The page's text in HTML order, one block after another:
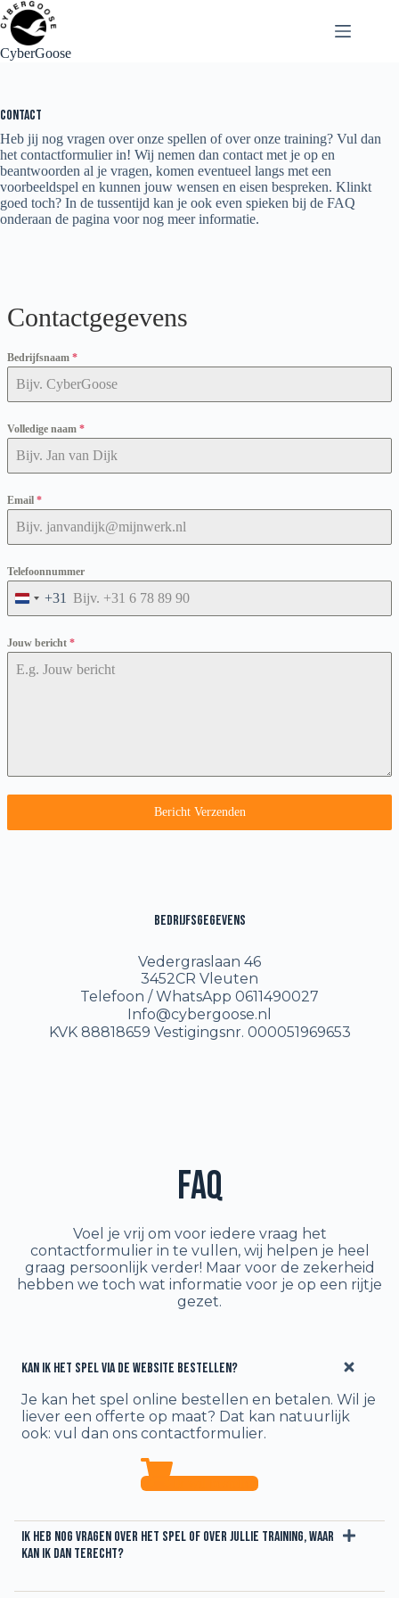
Ga
naar
de
inhoud
CyberGoose
Contact
Heb jij nog vragen over onze spellen of over onze training? Vul dan
het contactformulier in! Wij nemen dan contact met je op en
beantwoorden al je vragen, komen eventueel langs met een
voorbeeldspel en kunnen jouw wensen en eisen bespreken. Klinkt
goed toch? In de tussentijd kan je ook even spieken bij de FAQ
onderaan de pagina voor nog meer informatie.
Contactgegevens
Bedrijfsnaam *
Volledige naam *
Email *
Telefoonnummer
N
e
h
e
+
3
+31
Jouw bericht *
Bericht Verzenden
Bedrijfsgegevens
Vedergraslaan 46
3452CR Vleuten
Telefoon / WhatsApp 0611490027
Info@cybergoose.nl
KVK 88818659 Vestigingsnr. 000051969653
FAQ
Voel je vrij om voor iedere vraag het
contactformulier in te vullen, wij helpen je heel
graag persoonlijk verder! Maar voor de zekerheid
hebben we toch wat informatie voor je op een rijtje
gezet.
Kan ik het spel via de website bestellen?
Je kan het spel online bestellen en betalen. Wil je
liever een offerte op maat? Dat kan natuurlijk
ook: vul dan ons contactformulier.
Ik wil bestellen
Ik heb nog vragen over het spel of over jullie training, waar
kan ik dan terecht?